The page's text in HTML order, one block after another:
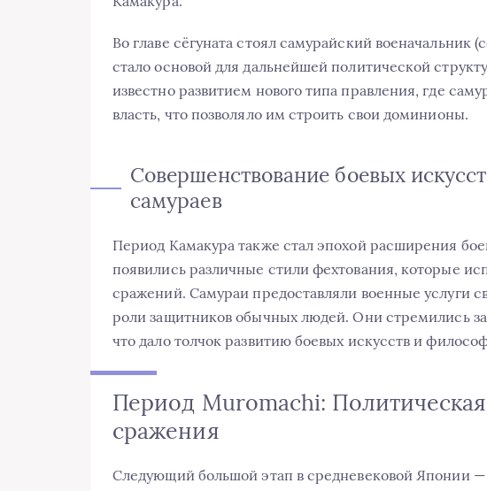
Во главе сёгуната стоял самурайский военачальник
стало основой для дальнейшей политической
известно развитием нового типа правления, где
власть, что позволяло им строить свои доминионы.
Совершенствование боевых
самураев
Период Камакура также стал эпохой расширения
появились различные стили фехтования, которые
сражений. Самураи предоставляли военные услуги
роли защитников обычных людей. Они стремились
что дало толчок развитию боевых искусств и
Период Muromachi:
сражения
Следующий большой этап в средневековой Японии —